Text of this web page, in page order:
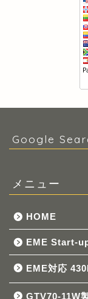
Google
メニュー
HOME
EME Start-
EME対応
GTV70-11W